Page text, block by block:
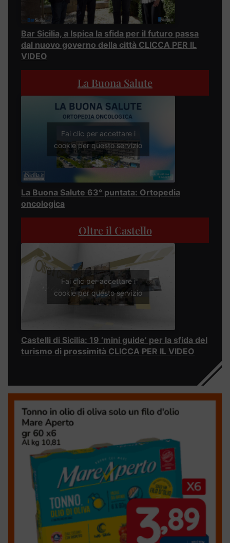
Bar Sicilia, a Ispica la sfida per il futuro passa
dal nuovo governo della città CLICCA PER IL
VIDEO
La Buona Salute
Fai clic per accettare i
cookie per questo servizio
La Buona Salute 63° puntata: Ortopedia
oncologica
Oltre il Castello
Fai clic per accettare i
cookie per questo servizio
Castelli di Sicilia: 19 ‘mini guide’ per la sfida del
turismo di prossimità CLICCA PER IL VIDEO